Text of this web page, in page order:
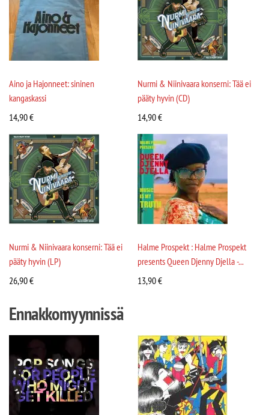
Aino ja Hajonneet: sininen
kangaskassi
14,90€
Nurmi & Niinivaara konserni: Tää ei
pääty hyvin (CD)
14,90€
Nurmi & Niinivaara konserni: Tää ei
pääty hyvin (LP)
26,90€
Halme Prospekt : Halme Prospekt
presents Queen Djenny Djella -...
13,90€
Ennakkomyynnissä